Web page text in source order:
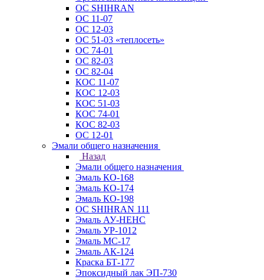
ОС SHIHRAN
ОС 11-07
ОС 12-03
ОС 51-03 «теплосеть»
ОС 74-01
ОС 82-03
ОС 82-04
КОС 11-07
КОС 12-03
КОС 51-03
КОС 74-01
КОС 82-03
ОС 12-01
Эмали общего назначения
Назад
Эмали общего назначения
Эмаль КО-168
Эмаль КО-174
Эмаль КО-198
ОС SHIHRAN 111
Эмаль АУ-НЕНС
Эмаль УР-1012
Эмаль МС-17
Эмаль АК-124
Краска БТ-177
Эпоксидный лак ЭП-730